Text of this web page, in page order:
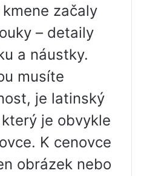
začaly
– detaily
a náustky.
musíte
je latinský
je obvykle
K cenovce
obrázek nebo